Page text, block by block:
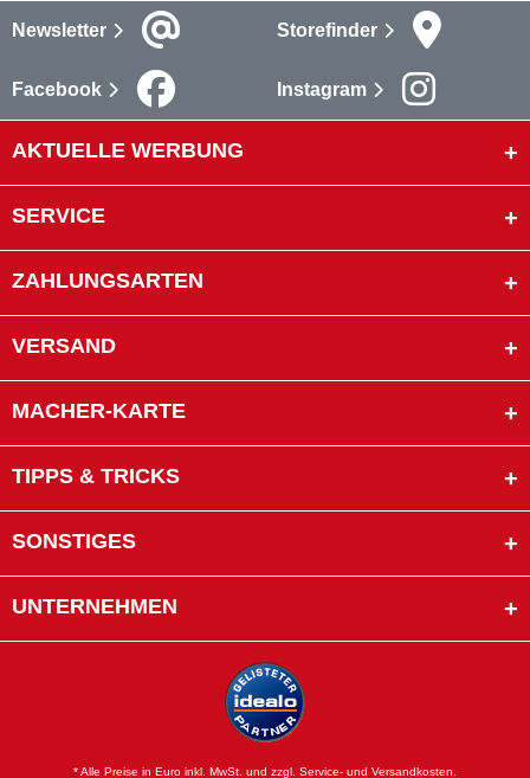
Newsletter Storefinder
Facebook Instagram
AKTUELLE WERBUNG
SERVICE
ZAHLUNGSARTEN
VERSAND
MACHER-KARTE
TIPPS & TRICKS
SONSTIGES
UNTERNEHMEN
* Alle Preise in Euro inkl. MwSt. und zzgl. Service- und Versandkosten.